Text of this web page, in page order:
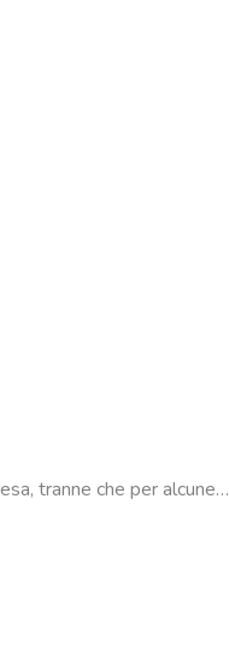
tranne che per alcune…